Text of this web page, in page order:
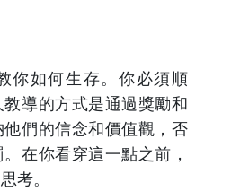
你如何生存。你必須順
導的方式是通過獎勵和
們的信念和價值觀，否
在你看穿這一點之前，
考。